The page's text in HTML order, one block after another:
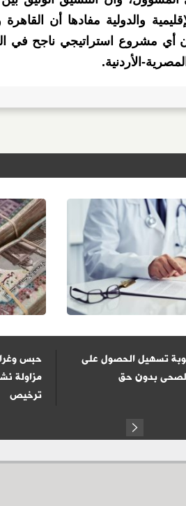
والدولية مفادها أن
أي مشروع استراتيجي ناجح في
الأردنية.
حبس
مزاولة
ترخيص
تسهيل الحصول على
بدون حق
Next